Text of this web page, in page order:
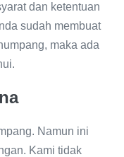
dan ketentuan
sudah membuat
maka ada
Namun ini
Kami tidak